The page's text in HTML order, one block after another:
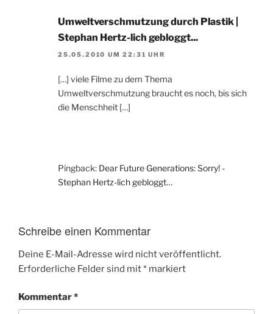
Umweltverschmutzung durch Plastik |
Stephan Hertz-lich gebloggt...
25.05.2010 UM 22:31 UHR
[…] viele Filme zu dem Thema
Umweltverschmutzung braucht es noch, bis sich
die Menschheit […]
Pingback: Dear Future Generations: Sorry! -
Stephan Hertz-lich gebloggt…
Schreibe einen Kommentar
Deine E-Mail-Adresse wird nicht veröffentlicht.
Erforderliche Felder sind mit* markiert
Kommentar*